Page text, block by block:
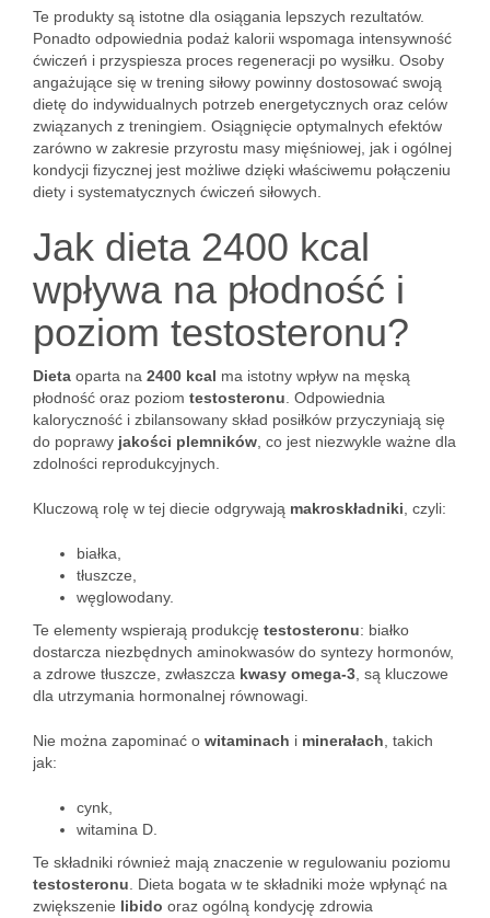
Te produkty są istotne dla osiągania lepszych rezultatów.
Ponadto odpowiednia podaż kalorii wspomaga intensywność
ćwiczeń i przyspiesza proces regeneracji po wysiłku. Osoby
angażujące się w trening siłowy powinny dostosować swoją
dietę do indywidualnych potrzeb energetycznych oraz celów
związanych z treningiem. Osiągnięcie optymalnych efektów
zarówno w zakresie przyrostu masy mięśniowej, jak i ogólnej
kondycji fizycznej jest możliwe dzięki właściwemu połączeniu
diety i systematycznych ćwiczeń siłowych.
Jak dieta 2400 kcal
wpływa na płodność i
poziom testosteronu?
Dieta oparta na 2400 kcal ma istotny wpływ na męską
płodność oraz poziom testosteronu . Odpowiednia
kaloryczność i zbilansowany skład posiłków przyczyniają się
do poprawy jakości plemników , co jest niezwykle ważne dla
zdolności reprodukcyjnych.
Kluczową rolę w tej diecie odgrywają makroskładniki , czyli:
białka,
tłuszcze,
węglowodany.
Te elementy wspierają produkcję testosteronu: białko
dostarcza niezbędnych aminokwasów do syntezy hormonów,
a zdrowe tłuszcze, zwłaszcza kwasy omega-3 , są kluczowe
dla utrzymania hormonalnej równowagi.
Nie można zapominać o witaminach i minerałach , takich
jak:
cynk,
witamina D.
Te składniki również mają znaczenie w regulowaniu poziomu
testosteronu . Dieta bogata w te składniki może wpłynąć na
zwiększenie libido oraz ogólną kondycję zdrowia